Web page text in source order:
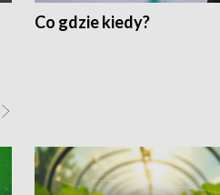
Co gdzie kiedy?